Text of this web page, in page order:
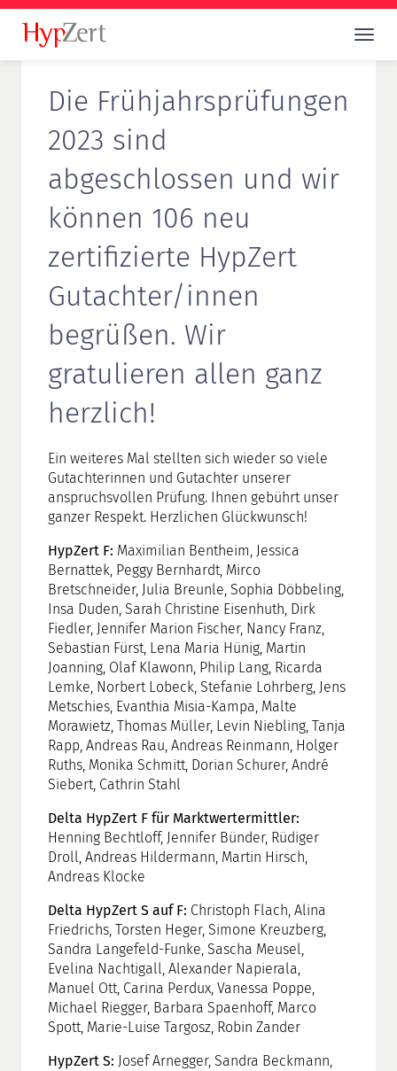
Die Frühjahrsprüfungen
2023 sind
abgeschlossen und wir
können 106 neu
zertifizierte HypZert
Gutachter/innen
begrüßen. Wir
gratulieren allen ganz
herzlich!
Ein weiteres Mal stellten sich wieder so viele
Gutachterinnen und Gutachter unserer
anspruchsvollen Prüfung. Ihnen gebührt unser
ganzer Respekt. Herzlichen Glückwunsch!
HypZert F: Maximilian Bentheim, Jessica
Bernattek, Peggy Bernhardt, Mirco
Bretschneider, Julia Breunle, Sophia Döbbeling,
Insa Duden, Sarah Christine Eisenhuth, Dirk
Fiedler, Jennifer Marion Fischer, Nancy Franz,
Sebastian Fürst, Lena Maria Hünig, Martin
Joanning, Olaf Klawonn, Philip Lang, Ricarda
Lemke, Norbert Lobeck, Stefanie Lohrberg, Jens
Metschies, Evanthia Misia-Kampa, Malte
Morawietz, Thomas Müller, Levin Niebling, Tanja
Rapp, Andreas Rau, Andreas Reinmann, Holger
Ruths, Monika Schmitt, Dorian Schurer, André
Siebert, Cathrin Stahl
Delta HypZert F für Marktwertermittler:
Henning Bechtloff, Jennifer Bünder, Rüdiger
Droll, Andreas Hildermann, Martin Hirsch,
Andreas Klocke
Delta HypZert S auf F: Christoph Flach, Alina
Friedrichs, Torsten Heger, Simone Kreuzberg,
Sandra Langefeld-Funke, Sascha Meusel,
Evelina Nachtigall, Alexander Napierala,
Manuel Ott, Carina Perdux, Vanessa Poppe,
Michael Riegger, Barbara Spaenhoff, Marco
Spott, Marie-Luise Targosz, Robin Zander
HypZert S: Josef Arnegger, Sandra Beckmann,